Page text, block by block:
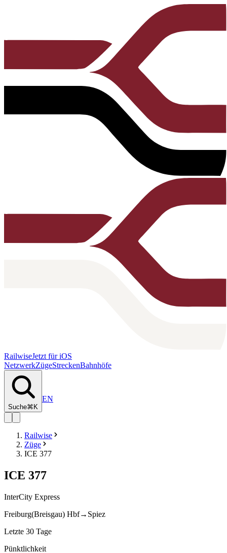
RailwiseJetzt für iOS
NetzwerkZügeStreckenBahnhöfe
Suche⌘K
EN
Railwise
Züge
ICE 377
ICE 377
InterCity Express
Freiburg(Breisgau) Hbf→ Spiez
Letzte 30 Tage
Pünktlichkeit